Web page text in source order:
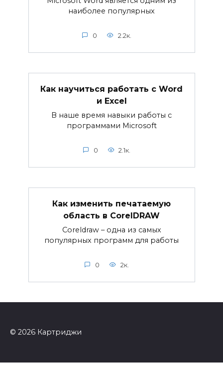
наиболее популярных
0 2.2к.
Как научиться работать с Word
и Excel
В наше время навыки работы с
программами Microsoft
0 2.1к.
Как изменить печатаемую
область в CorelDRAW
Coreldraw – одна из самых
популярных программ для работы
0 2к.
© 2026 Картриджи